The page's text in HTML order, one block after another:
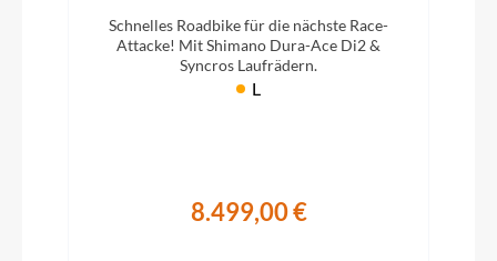
Schnelles Roadbike für die nächste Race-
Attacke! Mit Shimano Dura-Ace Di2 &
Syncros Laufrädern.
L
8.499,00 €